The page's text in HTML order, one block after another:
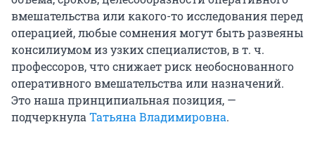
вмешательства или какого-то исследования перед
операцией, любые сомнения могут быть развеяны
консилиумом из узких специалистов, в т. ч.
профессоров, что снижает риск необоснованного
оперативного вмешательства или назначений.
Это наша принципиальная позиция, —
подчеркнулаТатьяна Владимировна.